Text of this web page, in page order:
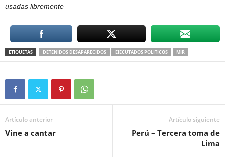
usadas libremente
ETIQUETAS DETENIDOS DESAPARECIDOS EJECUTADOS POLITICOS MIR
Artículo anterior
Vine a cantar
Artículo siguiente
Perú – Tercera toma de
Lima